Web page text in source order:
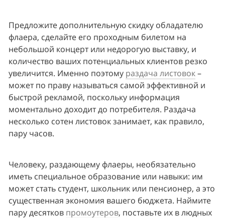
Предложите дополнительную скидку обладателю
флаера, сделайте его проходным билетом на
небольшой концерт или недорогую выставку, и
количество ваших потенциальных клиентов резко
увеличится. Именно поэтому раздача листовок –
может по праву называться самой эффективной и
быстрой рекламой, поскольку информация
моментально доходит до потребителя. Раздача
несколько сотен листовок занимает, как правило,
пару часов.
Человеку, раздающему флаеры, необязательно
иметь специальное образование или навыки: им
может стать студент, школьник или пенсионер, а это
существенная экономия вашего бюджета. Наймите
пару десятков промоутеров, поставьте их в людных